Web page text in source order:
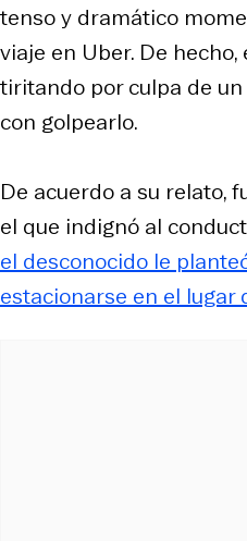
tenso y dramático
viaje en Uber. De
tiritando por culpa de
con golpearlo.
De acuerdo a su relato,
el que indignó al
el desconocido le
estacionarse en el lugar